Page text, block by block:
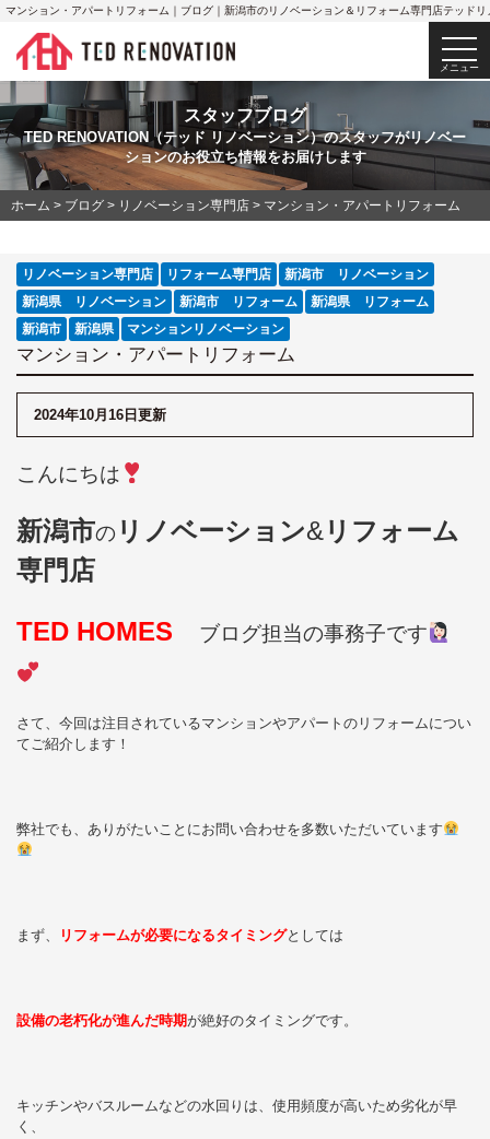
マンション・アパートリフォーム｜ブログ｜新潟市のリノベーション＆リフォーム専門店テッドリ
メニュー
スタッフブログ
TED RENOVATION（テッド リノベーション）のスタッフがリノベー
ションのお役立ち情報をお届けします
ホーム > ブログ > リノベーション専門店 > マンション・アパートリフォーム
リノベーション専門店 リフォーム専門店
新潟市 リノベーション
新潟県 リノベーション
新潟市 リフォーム
新潟県 リフォーム
新潟市
新潟県 マンションリノベーション
マンション・アパートリフォーム
2024年10月16日更新
こんにちは
新潟市の リノベーション&リフォーム
専門店
TED HOMES ブログ担当の事務子です
さて、今回は注目されているマンションやアパートのリフォームについ
てご紹介します！
弊社でも、ありがたいことにお問い合わせを多数いただいています
まず、 リフォームが必要になるタイミングとしては
設備の老朽化が進んだ時期が絶好のタイミングです。
キッチンやバスルームなどの水回りは、使用頻度が高いため劣化が早
く、